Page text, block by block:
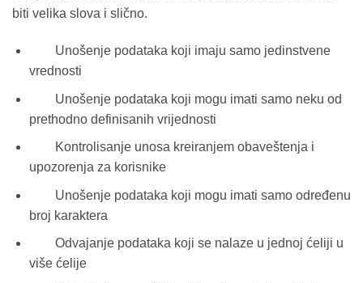
biti velika slova i slično.
Unošenje podataka koji imaju samo jedinstvene
vrednosti
Unošenje podataka koji mogu imati samo neku od
prethodno definisanih vrijednosti
Kontrolisanje unosa kreiranjem obaveštenja i
upozorenja za korisnike
Unošenje podataka koji mogu imati samo određenu
broj karaktera
Odvajanje podataka koji se nalaze u jednoj ćeliji u
više ćelije